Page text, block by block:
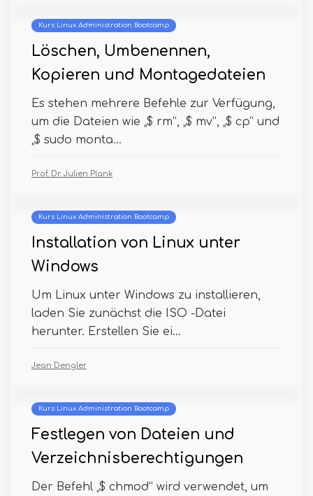
Kurs Linux Administration Bootcamp
Löschen, Umbenennen,
Kopieren und Montagedateien
Es stehen mehrere Befehle zur Verfügung,
um die Dateien wie „$ rm“, „$ mv“, „$ cp“ und
„$ sudo monta...
Prof. Dr. Julien Plank
Kurs Linux Administration Bootcamp
Installation von Linux unter
Windows
Um Linux unter Windows zu installieren,
laden Sie zunächst die ISO -Datei
herunter. Erstellen Sie ei...
Jean Dengler
Kurs Linux Administration Bootcamp
Festlegen von Dateien und
Verzeichnisberechtigungen
Der Befehl „$ chmod“ wird verwendet, um